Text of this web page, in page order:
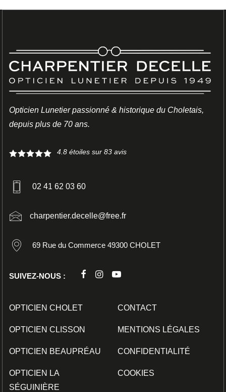
LUNETTES
IZIPIZI
02 41 62 03 60
charpentier.decelle@free.fr
69 Rue du Commerce 49300 CHOLET
SUIVEZ-NOUS :
Opticien Lunetier passionné & historique du Choletais,
depuis plus de 70 ans.
4.8 étoiles sur 83 avis
OPTICIEN CHOLET
OPTICIEN CLISSON
OPTICIEN BEAUPRÉAU
OPTICIEN LA
SÉGUINIÈRE
CONTACT
MENTIONS LÉGALES
CONFIDENTIALITÉ
COOKIES